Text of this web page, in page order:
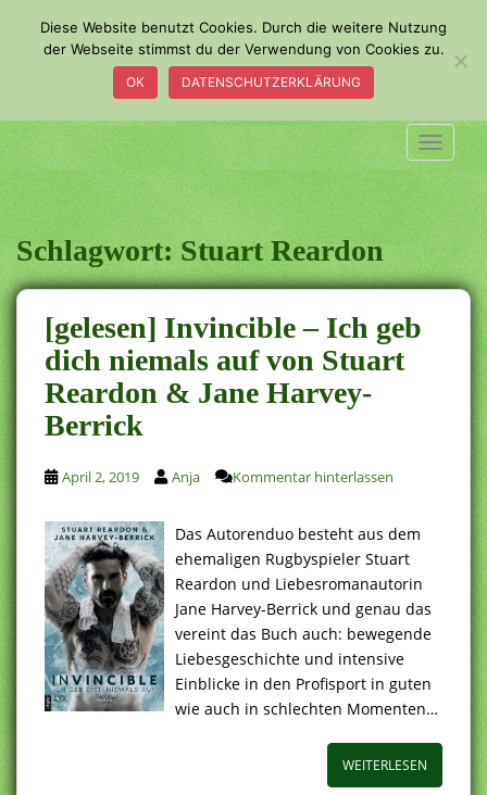
o
m
a
i
n
c
o
n
t
e
n
t
Schlagwort:Stuart Reardon
[gelesen] Invincible – Ich geb
dich niemals auf von Stuart
Reardon & Jane Harvey-
Berrick
April 2, 2019 Anja Kommentar hinterlassen
Das Autorenduo besteht aus dem
ehemaligen Rugbyspieler Stuart
Reardon und Liebesromanautorin
Jane Harvey-Berrick und genau das
vereint das Buch auch: bewegende
Liebesgeschichte und intensive
Einblicke in den Profisport in guten
wie auch in schlechten Momenten…
WEITERLESEN
Diese Website benutzt Cookies. Durch die weitere Nutzung
der Webseite stimmst du der Verwendung von Cookies zu.
OK DATENSCHUTZERKLÄRUNG